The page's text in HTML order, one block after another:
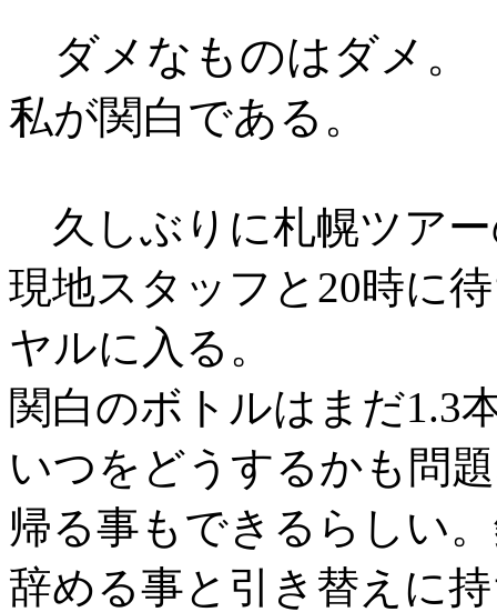
ダメなものはダメ。
私が関白である。
久しぶりに札幌ツア
現地スタッフと20時に
ヤルに入る。
関白のボトルはまだ1.3
いつをどうするかも問
帰る事もできるらしい
辞める事と引き替えに